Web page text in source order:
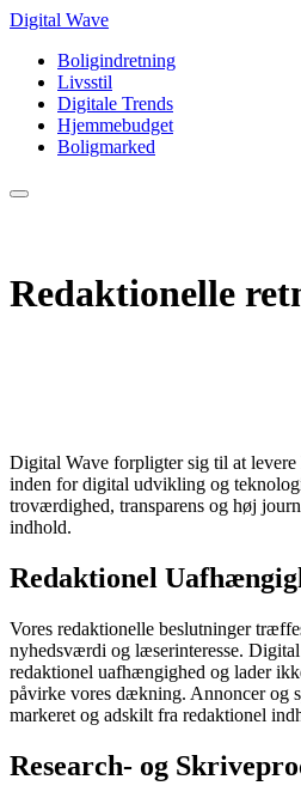
Digital Wave
Boligindretning
Livsstil
Digitale Trends
Hjemmebudget
Boligmarked
Redaktionelle
Digital Wave forpligter sig til at
inden for digital udvikling og
troværdighed, transparens og høj
indhold.
Redaktionel
Vores redaktionelle beslutninger
nyhedsværdi og læserinteresse.
redaktionel uafhængighed og lader
påvirke vores dækning. Annoncer og
markeret og adskilt fra redaktionel
Research- og